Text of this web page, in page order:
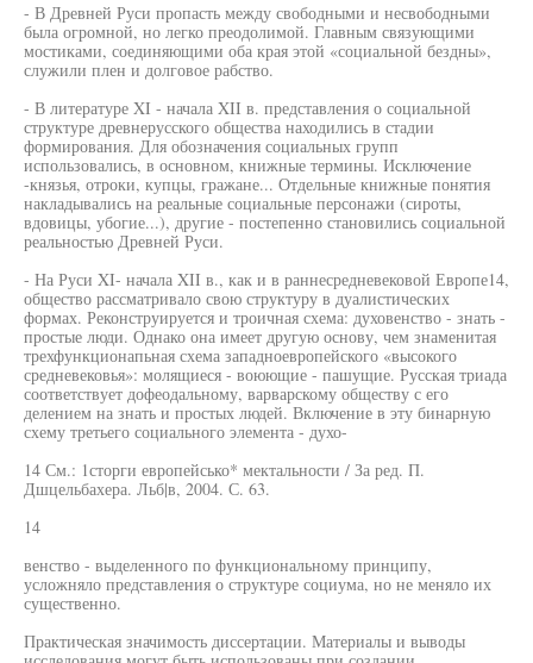
- В Древней Руси пропасть между свободными и несвободными
была огромной, но легко преодолимой. Главным связующими
мостиками, соединяющими оба края этой «социальной бездны»,
служили плен и долговое рабство.
- В литературе XI - начала XII в. представления о социальной
структуре древнерусского общества находились в стадии
формирования. Для обозначения социальных групп
использовались, в основном, книжные термины. Исключение
-князья, отроки, купцы, гражане... Отдельные книжные понятия
накладывались на реальные социальные персонажи (сироты,
вдовицы, убогие...), другие - постепенно становились социальной
реальностью Древней Руси.
- На Руси XI- начала XII в., как и в раннесредневековой Европе14,
общество рассматривало свою структуру в дуалистических
формах. Реконструируется и троичная схема: духовенство - знать -
простые люди. Однако она имеет другую основу, чем знаменитая
трехфункционапьная схема западноевропейского «высокого
средневековья»: молящиеся - воюющие - пашущие. Русская триада
соответствует дофеодальному, варварскому обществу с его
делением на знать и простых людей. Включение в эту бинарную
схему третьего социального элемента - духо-
14 См.: 1сторги европейсько* мектальности / За ред. П.
Дшцельбахера. Льб|в, 2004. С. 63.
14
венство - выделенного по функциональному принципу,
усложняло представления о структуре социума, но не меняло их
существенно.
Практическая значимость диссертации. Материалы и выводы